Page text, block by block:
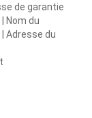
de garantie
Nom du
Adresse du